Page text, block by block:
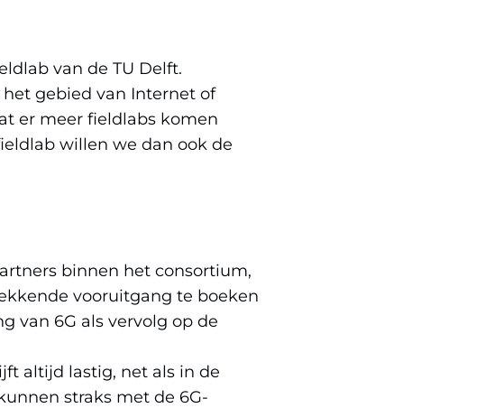
van de TU Delft.
gebied van Internet of
er meer fieldlabs komen
willen we dan ook de
binnen het consortium,
vooruitgang te boeken
van 6G als vervolg op de
altijd lastig, net als in de
straks met de 6G-